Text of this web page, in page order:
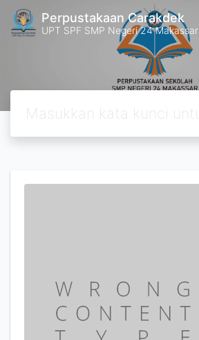
Perpustakaan Carakdek
UPT SPF SMP Negeri 24 Makassar